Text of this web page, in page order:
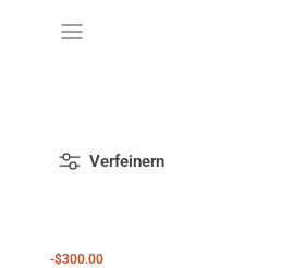
Verfeinern
-$300.00